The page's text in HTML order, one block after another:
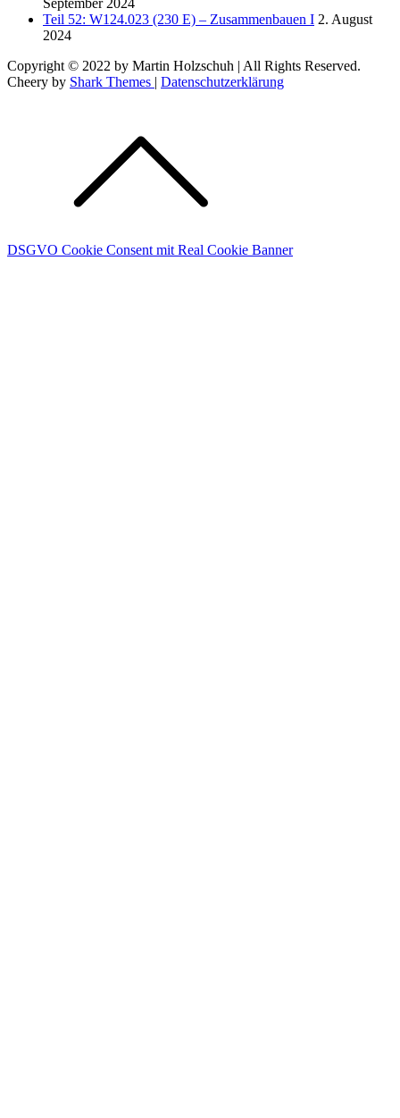
September 2024
Teil 52: W124.023 (230 E) – Zusammenbauen I 2. August
2024
Copyright © 2022 by Martin Holzschuh | All Rights Reserved.
Cheery by Shark Themes | Datenschutzerklärung
DSGVO Cookie Consent mit Real Cookie Banner